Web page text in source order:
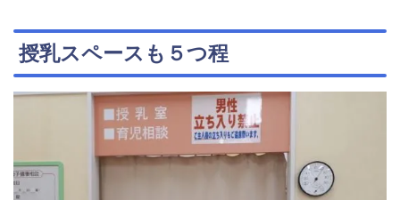
授乳スペースも５つ程